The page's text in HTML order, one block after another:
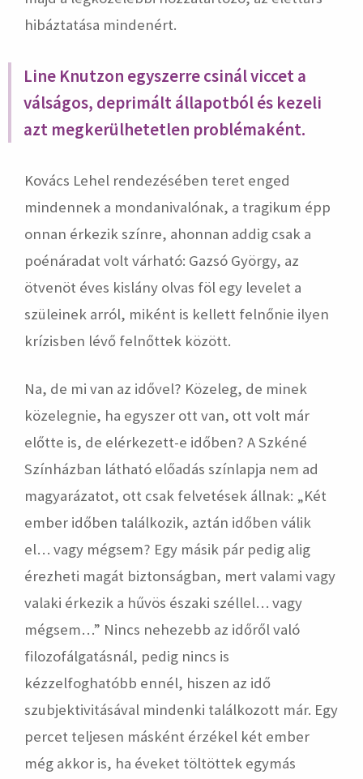
hibáztatása mindenért.
Line Knutzon egyszerre csinál viccet a
válságos, deprimált állapotból és kezeli
azt megkerülhetetlen problémaként.
Kovács Lehel rendezésében teret enged
mindennek a mondanivalónak, a tragikum épp
onnan érkezik színre, ahonnan addig csak a
poénáradat volt várható: Gazsó György, az
ötvenöt éves kislány olvas föl egy levelet a
szüleinek arról, miként is kellett felnőnie ilyen
krízisben lévő felnőttek között.
Na, de mi van az idővel? Közeleg, de minek
közelegnie, ha egyszer ott van, ott volt már
előtte is, de elérkezett-e időben? A Szkéné
Színházban látható előadás színlapja nem ad
magyarázatot, ott csak felvetések állnak: „Két
ember időben találkozik, aztán időben válik
el… vagy mégsem? Egy másik pár pedig alig
érezheti magát biztonságban, mert valami vagy
valaki érkezik a hűvös északi széllel… vagy
mégsem…” Nincs nehezebb az időről való
filozofálgatásnál, pedig nincs is
kézzelfoghatóbb ennél, hiszen az idő
szubjektivitásával mindenki találkozott már. Egy
percet teljesen másként érzékel két ember
még akkor is, ha éveket töltöttek egymás